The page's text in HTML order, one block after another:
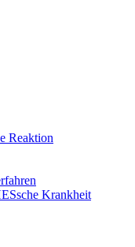
Reaktion
Krankheit